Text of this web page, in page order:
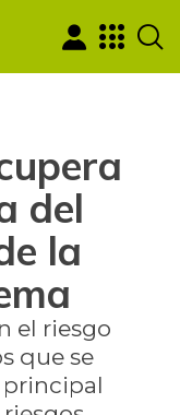
del
la
el riesgo
que se
principal